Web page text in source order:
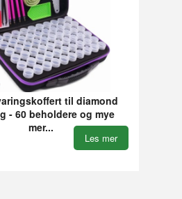
til diamond
- 60 beholdere og mye
mer...
Les mer